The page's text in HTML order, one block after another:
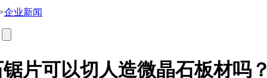
企业新闻
片可以切人造微晶石板材吗？